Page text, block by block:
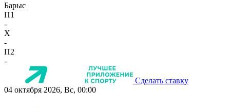
Барыс
П1
-
X
-
П2
-
Сделать ставку
04 октября 2026, Вс, 00:00